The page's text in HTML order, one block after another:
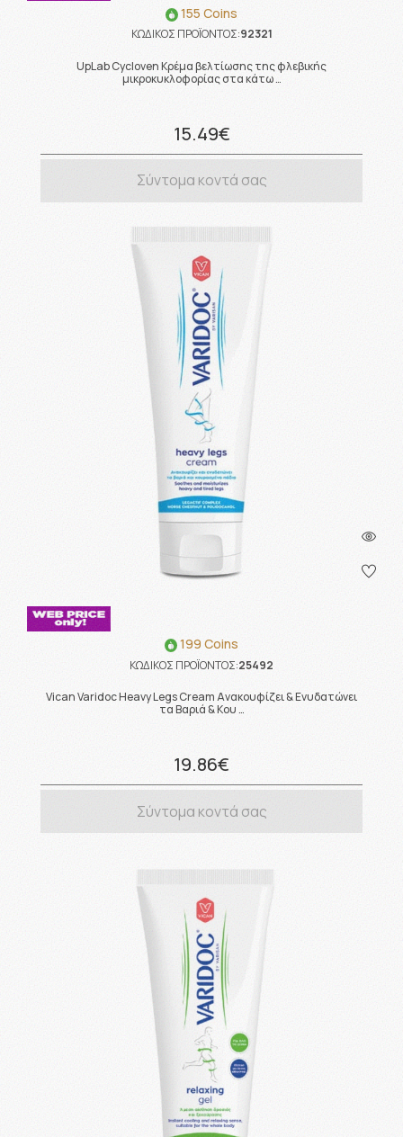
155 Coins
ΚΩΔΙΚΟΣ ΠΡΟΪΟΝΤΟΣ:92321
UpLab Cycloven Κρέμα βελτίωσης της φλεβικής
μικροκυκλοφορίας στα κάτω …
15.49€
Σύντομα κοντά σας
199 Coins
ΚΩΔΙΚΟΣ ΠΡΟΪΟΝΤΟΣ:25492
Vican Varidoc Heavy Legs Cream Aνακουφίζει & Eνυδατώνει
τα Βαριά & Κου …
19.86€
Σύντομα κοντά σας